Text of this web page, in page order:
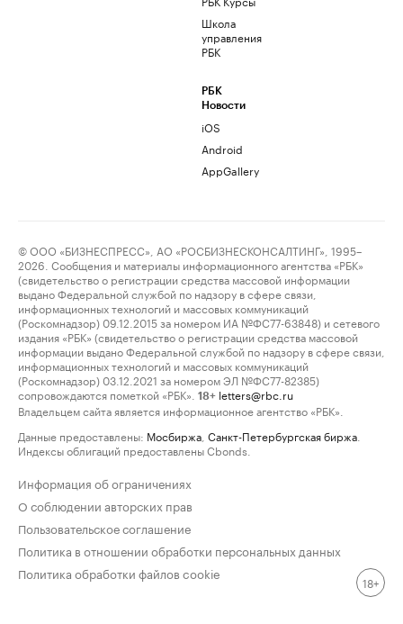
Школа
управления
РБК
РБК
Новости
iOS
Android
AppGallery
© ООО «БИЗНЕСПРЕСС», АО «РОСБИЗНЕСКОНСАЛТИНГ», 1995–
2026. Сообщения и материалы информационного агентства «РБК»
(свидетельство о регистрации средства массовой информации
выдано Федеральной службой по надзору в сфере связи,
информационных технологий и массовых коммуникаций
(Роскомнадзор) 09.12.2015 за номером ИА №ФС77-63848) и сетевого
издания «РБК» (свидетельство о регистрации средства массовой
информации выдано Федеральной службой по надзору в сфере связи,
информационных технологий и массовых коммуникаций
(Роскомнадзор) 03.12.2021 за номером ЭЛ №ФС77-82385)
сопровождаются пометкой «РБК».
18+ letters@rbc.ru
Владельцем сайта является информационное агентство «РБК».
Данные предоставлены: Мосбиржа Санкт-Петербургская биржа
Индексы облигаций предоставлены Cbonds.
Информация об ограничениях
О соблюдении авторских прав
Пользовательское соглашение
Политика в отношении обработки персональных данных
Политика обработки файлов cookie
18+